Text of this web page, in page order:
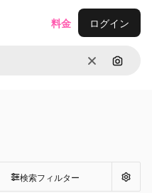
消去 画像で
料金 ログイン
検索フィルター